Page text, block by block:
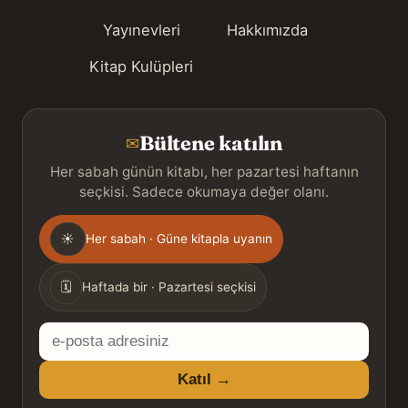
Yayınevleri
Kitap Kulüpleri
Hakkımızda
✉Bültene katılın
Her sabah günün kitabı, her pazartesi haftanın
seçkisi. Sadece okumaya değer olanı.
Gönderim
sıklığı
☀ Her sabah · Güne kitapla uyanın
🗓 Haftada bir · Pazartesi seçkisi
E-
posta
adresiniz
Katıl →